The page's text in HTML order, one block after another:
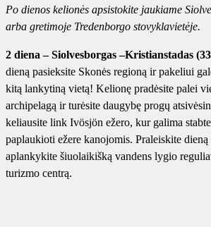
Po dienos kelionės apsistokite jaukiame
arba gretimoje Tredenborgo stovyklavietėje.
2 diena – Siolvesborgas –Kristianstadas
dieną pasieksite Skonės regioną ir pakeliui
kitą lankytiną vietą! Kelionę pradėsite palei
archipelagą ir turėsite daugybę progų
keliausite link Ivösjön ežero, kur galima
paplaukioti ežere kanojomis. Praleiskite dieną
aplankykite šiuolaikišką vandens lygio
turizmo centrą.